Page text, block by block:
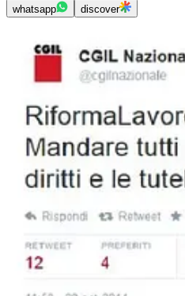
whatsapp discover